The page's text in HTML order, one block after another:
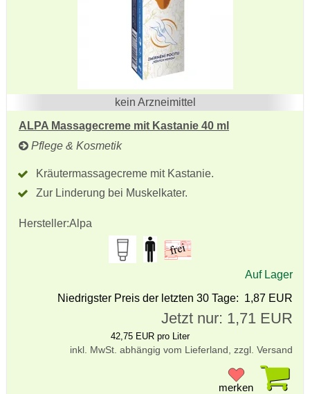
kein Arzneimittel
ALPA Massagecreme mit Kastanie 40 ml
Pflege & Kosmetik
Kräutermassagecreme mit Kastanie.
Zur Linderung bei Muskelkater.
Hersteller:Alpa
Auf Lager
Niedrigster Preis der letzten 30 Tage: 1,87 EUR
Jetzt nur: 1,71 EUR
42,75 EUR pro Liter
inkl. MwSt. abhängig vom Lieferland, zzgl. Versand
merken